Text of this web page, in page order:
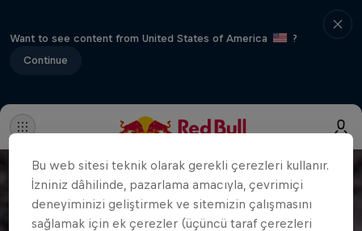
Want to see content from United States of America
?
Continue
Bu web sitesi teknik olarak gerekli çerezleri kullanır.
İzniniz dâhilinde, pazarlama amacıyla, çevrimiçi
deneyiminizi geliştirmek ve sitemizin çalışmasını
sağlamak için ek çerezler (üçüncü taraf çerezleri